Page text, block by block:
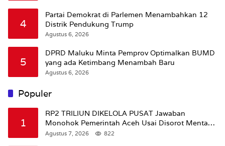
4
Partai Demokrat di Parlemen Menambahkan 12
Distrik Pendukung Trump
Agustus 6, 2026
5
DPRD Maluku Minta Pemprov Optimalkan BUMD
yang ada Ketimbang Menambah Baru
Agustus 6, 2026
Populer
1
RP2 TRILIUN DIKELOLA PUSAT Jawaban
Monohok Pemerintah Aceh Usai Disorot Mentan
Amran Soal Dana Pertanian
Agustus 7, 2026 822